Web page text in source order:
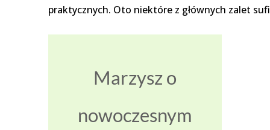
praktycznych. Oto niektóre z głównych zalet
Marzysz o
nowoczesnym